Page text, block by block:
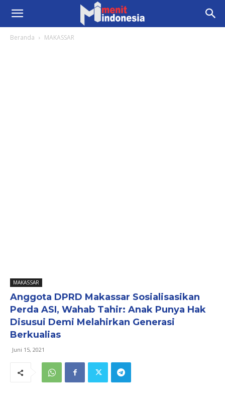
Beranda MAKASSAR
MAKASSAR
Anggota DPRD Makassar Sosialisasikan
Perda ASI, Wahab Tahir: Anak Punya Hak
Disusui Demi Melahirkan Generasi
Berkualias
Juni 15, 2021